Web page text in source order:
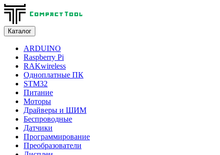
Каталог
ARDUINO
Raspberry Pi
RAKwireless
Одноплатные ПК
STM32
Питание
Моторы
Драйверы и ШИМ
Беспроводные
Датчики
Программирование
Преобразователи